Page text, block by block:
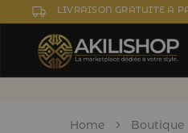
LIVRAISON GRATUITE A
Home Boutique